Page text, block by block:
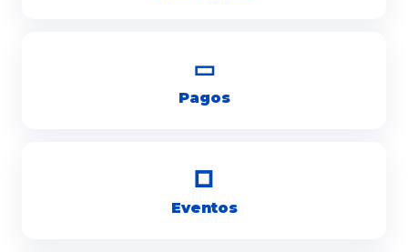
▭
Pagos
□
Eventos